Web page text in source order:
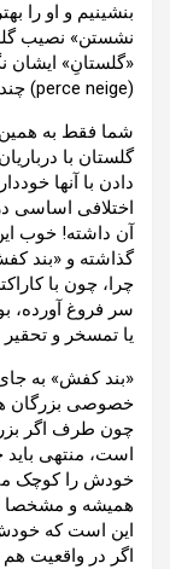
بنشینیم و او را
نشستن» نصیب
«گلستانِ»
(perce neige) چندان به حساب آید.
شما فقط به همین
گلستان با
دادن با آنها
اختلافی اساسی
آن داشته! خوب
گذاشته و «بند
چرا، چون با
سر فروغ آورده،
یا تمسخر و
«بند کفش» به
خصوصی بزرگان
چون طرف اگر
است، منتهی
خودش را کوچک
همیشه و مشخصا
این است که
اگر در واقعیت